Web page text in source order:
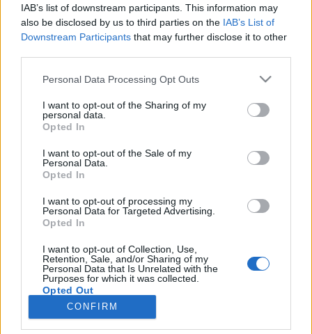
IAB’s list of downstream participants. This information may
also be disclosed by us to third parties on the IAB’s List of
Downstream Participants that may further disclose it to other
Personal Data Processing Opt Outs
I want to opt-out of the Sharing of my
personal data.
Opted In
I want to opt-out of the Sale of my
Personal Data.
Opted In
I want to opt-out of processing my
Personal Data for Targeted Advertising.
Opted In
I want to opt-out of Collection, Use,
Retention, Sale, and/or Sharing of my
Personal Data that Is Unrelated with the
Purposes for which it was collected.
Opted Out
CONFIRM
wenn Du in diesem Forum aktiv an den
Gesprächen teilnehmen oder eigene Themen
starten möchtest, musst Du Dich bitte zunächst im
Spiel einloggen. Falls Du noch keinen Spielaccount
besitzt, bitte registriere Dich neu. Wir freuen uns
auf Deinen nächsten Besuch in unserem Forum!
„Zum Spiel“
Thema: Leviathan - Heredur
5 Januar 2021
Alajoo
Aktiver Autor
Beiträge:
30 Dezember 2020
ags
Foren-Graf
26 Dezember 2020
Aqua-apfel
Meister eines Forums
Beiträge: 255 Zustimmungen: 386 Punkte für Erfolge:
dittrisch
Forenhalbgott